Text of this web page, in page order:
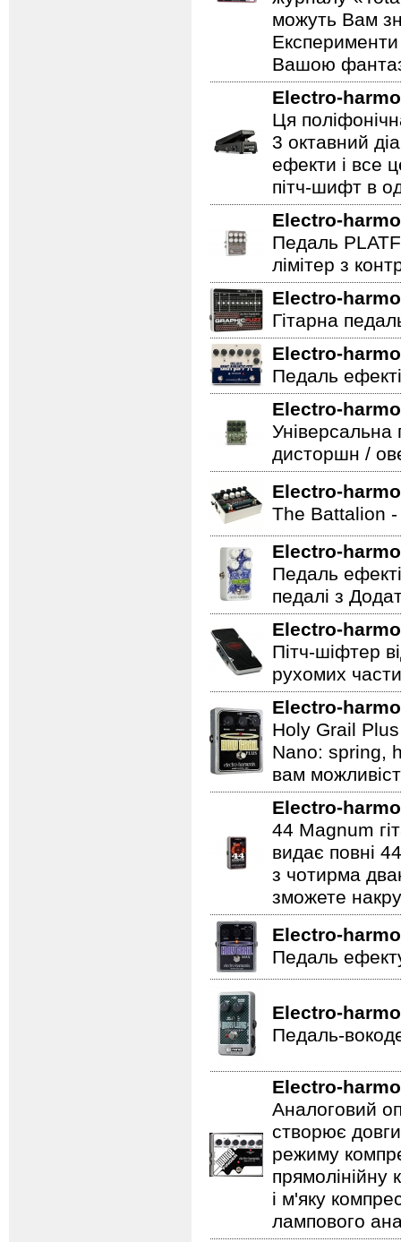
можуть Вам
Вашою
Electro-
Ця
3 октавний
ефекти і все
пітч-шифт в
Electro-
Педаль
лімітер з
Electro-
Гітарна
Electro-
Педаль
Electro-
Універсальна
дисторшн /
Electro-
The Battalion -
Electro-
Педаль
педалі з
Electro-
Пітч-шіфтер
рухомих
Electro-
Holy Grail Plus
Nano: spring,
вам
Electro-
44 Magnum
видає повні
з чотирма
зможете
Electro-
Педаль
Electro-
Педаль-
Electro-
Аналоговий
створює
режиму
прямолінійну
і м'яку
лампового